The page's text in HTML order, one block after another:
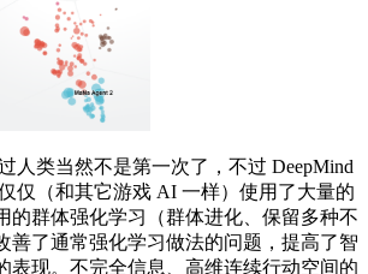
类当然不是第一次了，不过 DeepMind
仅（和其它游戏 AI 一样）使用了大量的
的群体强化学习（群体进化、保留多种不
善了通常强化学习做法的问题，提高了智
表现。不完全信息、高维连续行动空间的